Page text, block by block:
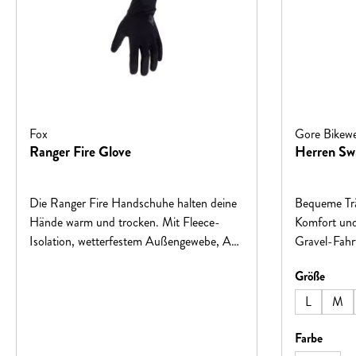
der
kein
dem
Abrisskante
Ventilation
verbindet
für einen
Padding:
Fox
Ranger Fire Glove
Die Ranger Fire Handschuhe halten deine
Hände warm und trocken. Mit Fleece-
Isolation, wetterfestem Außengewebe, AX
Gore
Herren
Bequeme
Komfort
Gravel-
gestricktes
Sitzpolster:
Größe
L
M
Farbe